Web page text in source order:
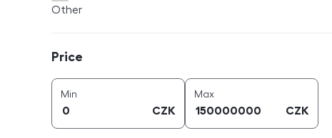
Other
Price
Min
CZK
Maxprice (
CZK